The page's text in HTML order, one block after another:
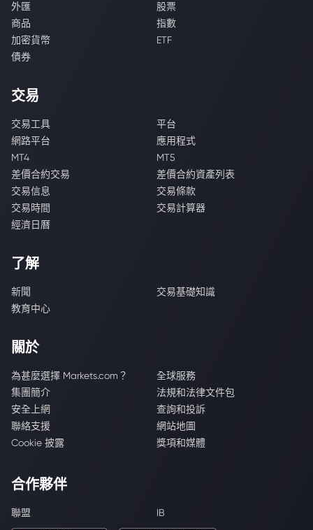
外匯
股票
商品
指數
加密貨幣
ETF
債券
交易
交易工具
平台
網路平台
應用程式
MT4
MT5
差價合約交易
差價合約資產列表
交易信息
交易條款
交易時間
交易計算器
經濟日曆
了解
新聞
交易基礎知識
教育中心
關於
為甚麼選擇 Markets.com？
全球服務
集團簡介
法規和法律文件包
安全上網
查詢和投訴
聯絡支援
網站地圖
Cookie 披露
獎項和媒體
合作夥伴
聯盟 IB